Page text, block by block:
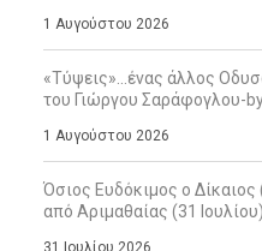
1 Αυγούστου 2026
«Τύψεις»…ένας άλλος
του Γιώργου Σαράφογλου-
1 Αυγούστου 2026
Όσιος Ευδόκιμος ο
από Αριμαθαίας (31 Ιουλίου)
31 Ιουλίου 2026